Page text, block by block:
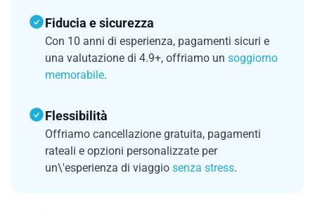
Fiducia e sicurezza
Con 10 anni di esperienza, pagamenti sicuri e
una valutazione di 4.9+, offriamo un soggiorno
memorabile.
Flessibilità
Offriamo cancellazione gratuita, pagamenti
rateali e opzioni personalizzate per
un\'esperienza di viaggio senza stress.